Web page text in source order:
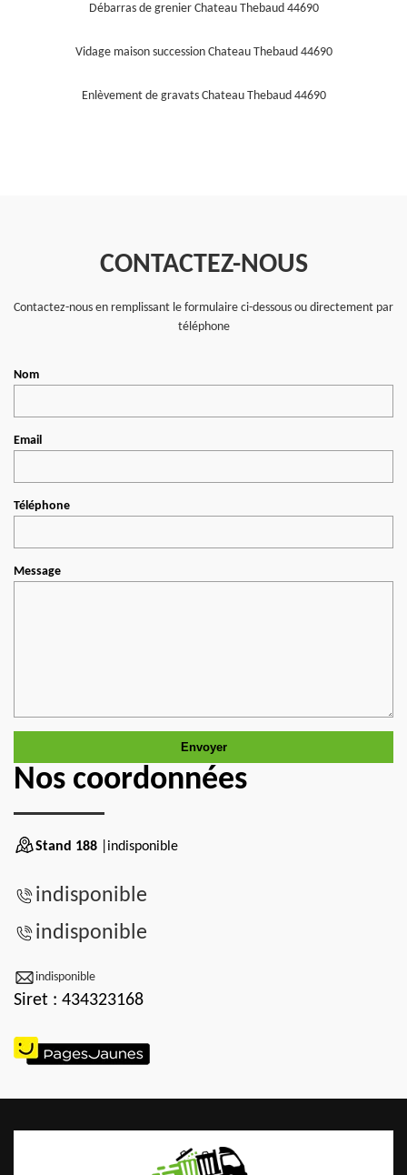
Débarras de grenier Chateau Thebaud 44690
Vidage maison succession Chateau Thebaud 44690
Enlèvement de gravats Chateau Thebaud 44690
CONTACTEZ-NOUS
Contactez-nous en remplissant le formulaire ci-dessous ou directement par
téléphone
Nom
Email
Téléphone
Message
Nos coordonnées
Stand 188 |indisponible
indisponible
indisponible
indisponible
Siret : 434323168